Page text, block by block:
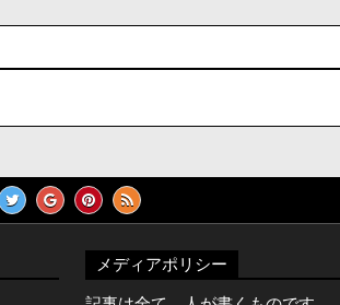
メディアポリシー